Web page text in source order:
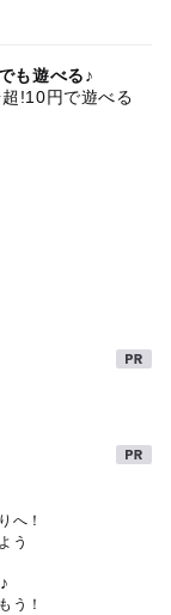
も遊べる♪
!10円で遊べる
へ！
う
う！